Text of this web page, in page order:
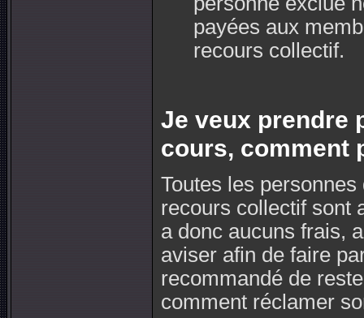
payées aux
recours collectif.
Je veux prendre
cours, comment
Toutes les
recours collectif sont
a donc aucuns frais,
aviser afin de faire
recommandé de
comment réclamer